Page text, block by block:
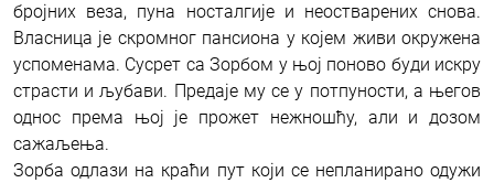
бројних веза, пуна носталгије и неостварених снова.
Власница је скромног пансиона у којем живи окружена
успоменама. Сусрет са Зорбом у њој поново буди искру
страсти и љубави. Предаје му се у потпуности, а његов
однос према њој је прожет нежношћу, али и дозом
сажаљења.
Зорба одлази на краћи пут који се непланирано одужи